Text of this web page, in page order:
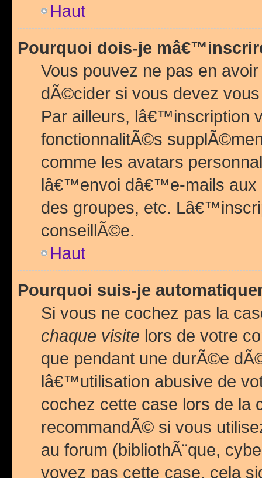
Haut
Pourquoi dois-je
Vous pouvez ne pas en
dÃ©cider si vous devez
Par ailleurs, lâ€™inscription
fonctionnalitÃ©s
comme les avatars
lâ€™envoi dâ€™e-mails
des groupes, etc.
conseillÃ©e.
Haut
Pourquoi suis-je
Si vous ne cochez pas la
chaque visite lors de votre
que pendant une durÃ©e
lâ€™utilisation abusive de
cochez cette case lors de
recommandÃ© si vous
au forum (bibliothÃ¨que,
voyez pas cette case, cela